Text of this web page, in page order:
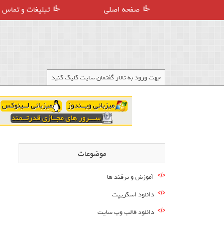
صفحه اصلی تبلیغات و تماس
جهت ورود به تالار گفتمان سایت کلیک کنید
موضوعات
آموزش و ترفند ها
دانلود اسکریپت
دانلود قالب وب سایت